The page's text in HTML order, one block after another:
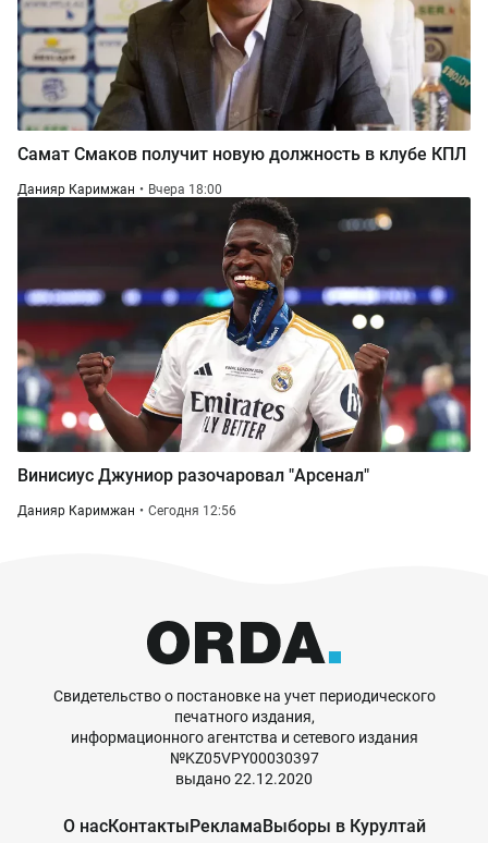
Самат Смаков получит новую должность в клубе КПЛ
Данияр Каримжан Вчера 18:00
Винисиус Джуниор разочаровал "Арсенал"
Данияр Каримжан Сегодня 12:56
Свидетельство о постановке на учет периодического
печатного издания,
информационного агентства и сетевого издания
№KZ05VPY00030397
выдано 22.12.2020
О насКонтактыРекламаВыборы в Курултай